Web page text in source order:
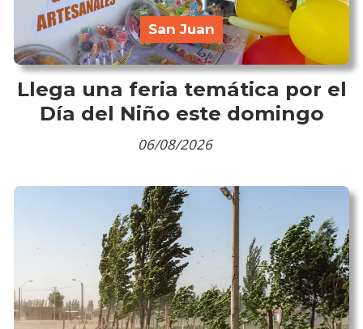
Llega una feria temática por el
Día del Niño este domingo
San Juan
06/08/2026